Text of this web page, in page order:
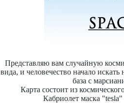
Представляю вам случайную
вида, и человечество начало
база с
Карта состоит из
Кабриолет маска